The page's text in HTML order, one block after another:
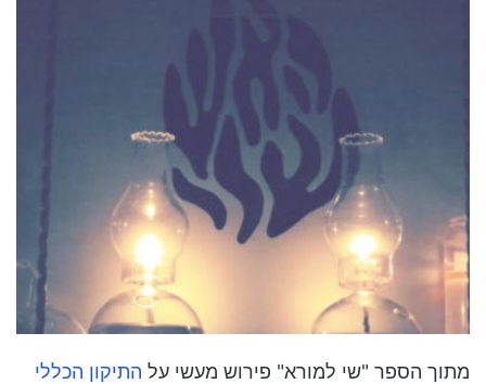
מתוך הספר "שי למורא" פירוש מעשי על התיקון הכללי